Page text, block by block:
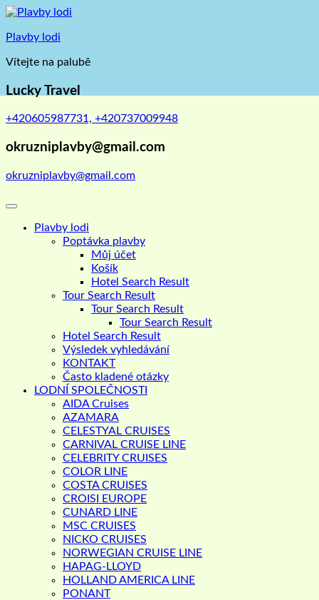
Skip
content
Plavby lodi
Vítejte na palubě
Lucky Travel
+420605987731, +420737009948
okruzniplavby@gmail.com
okruzniplavby@gmail.com
Plavby lodi
Poptávka plavby
Můj účet
Košík
Hotel Search Result
Tour Search Result
Tour Search Result
Tour Search Result
Hotel Search Result
Výsledek vyhledávání
KONTAKT
Často kladené otázky
LODNÍ SPOLEČNOSTI
AIDA Cruises
AZAMARA
CELESTYAL CRUISES
CARNIVAL CRUISE LINE
CELEBRITY CRUISES
COLOR LINE
COSTA CRUISES
CROISI EUROPE
CUNARD LINE
MSC CRUISES
NICKO CRUISES
NORWEGIAN CRUISE LINE
HAPAG-LLOYD
HOLLAND AMERICA LINE
PONANT